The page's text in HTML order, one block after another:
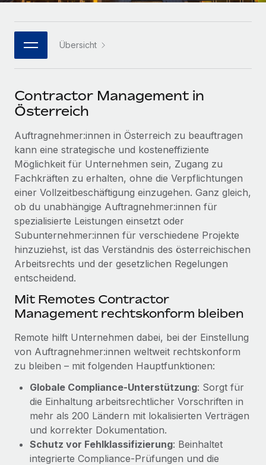
MCP
Integrationen
Tools
DIENSTLEISTUNGEN
Frag unsere Expert:innen
Hilfe von Expert:innen für globale HR & Compliance
Background-Checks
Einfacheres Bewerber:innen-Screening
Compliance Watchtower
Lückenlose Compliance
Geräteverwaltung
Globale Bereitstellung und Verfolgung von IT-
Geräten
Gründung von Niederlassungen
Schnelle, rechtssichere Gründung von
Niederlassungen
Mobilität und Relocation
Mühelose Relocation von Mitarbeiter:innen
Benefits
Mühelose Verwaltung von Benefits
PARTNER WERDEN
Flexible Einbettung von Global-HR-Funktionen in deine
Partner werden
Remote Build
Beratung zu Integrationen und KI-Automatisierung
FALLSTUDIEN
So hat der KI-Vorreiter Weaviate sein Team mit
Remote um 120 % vergrößert
Weaviate auf einen Blick Weaviate entwickelt KI-basierte
Open-Source-Infrastrukturen. Das...
Mehr erfahren
Revolution des Enterprise Contractor
Managements – die Erfolgsgeschichte einer
globalen Content-Agentur mit Remote
Transformation einer weltweit erfolgreichen...
Mehr erfahren
Bibliothek für Stellenbeschreibungen
Webinare
Events
Newsroom
Informationen zu Gehältern und Qualifikationen
Insights Center
Hol dir Unterstützung
Alle Ressourcen anzeigen
BLOG
EOR und PEO
Contractor Management
Den Blog erkunden
Neues zu Remote-Produkten: Integration mit
Gusto und Zero und Contractor Management
Plus
한국어 Übersicht
Contractor Management in
Österreich
Auftragnehmer:innen in Österreich zu beauftragen
kann eine strategische und kosteneffiziente
Möglichkeit für Unternehmen sein, Zugang zu
Fachkräften zu erhalten, ohne die Verpflichtungen
einer Vollzeitbeschäftigung einzugehen. Ganz gleich,
ob du unabhängige Auftragnehmer:innen für
spezialisierte Leistungen einsetzt oder
Subunternehmer:innen für verschiedene Projekte
hinzuziehst, ist das Verständnis des österreichischen
Arbeitsrechts und der gesetzlichen Regelungen
entscheidend.
Mit Remotes Contractor
Management rechtskonform bleiben
Remote hilft Unternehmen dabei, bei der Einstellung
von Auftragnehmer:innen weltweit rechtskonform
zu bleiben – mit folgenden Hauptfunktionen:
Globale Compliance-Unterstützung: Sorgt für
die Einhaltung arbeitsrechtlicher Vorschriften in
mehr als 200 Ländern mit lokalisierten Verträgen
und korrekter Dokumentation.
Schutz vor Fehlklassifizierung: Beinhaltet
integrierte Compliance-Prüfungen und die